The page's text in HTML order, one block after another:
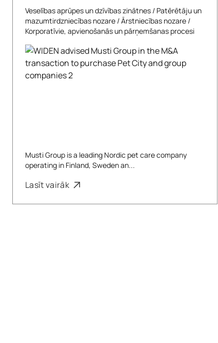
Veselības aprūpes un dzīvības zinātnes / Patērētāju un
mazumtirdzniecības nozare /Ārstniecības nozare /
Korporatīvie, apvienošanās un pārņemšanas procesi
Musti Group is a leading Nordic pet care company
operating in Finland, Sweden an...
Lasīt vairāk